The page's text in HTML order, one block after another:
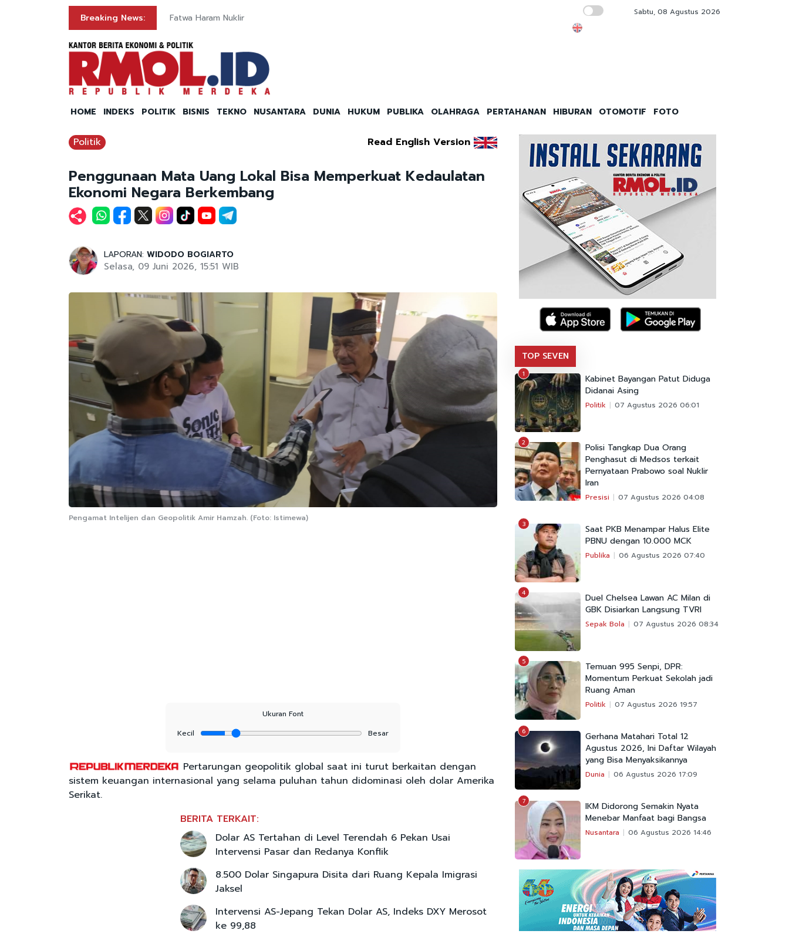
Breaking News: Fatwa Haram Nuklir Gedung Bapenda DKI Kebakaran
Sabtu, 08 Agustus 2026
HOME INDEKS POLITIK BISNIS TEKNO NUSANTARA DUNIA HUKUM PUBLIKA OLAHRAGA PERTAHANAN HIBURAN OTOMOTIF FOTO
Politik Read English Version
Penggunaan Mata Uang Lokal Bisa Memperkuat Kedaulatan
Ekonomi Negara Berkembang
LAPORAN: WIDODO BOGIARTO
Selasa, 09 Juni 2026, 15:51 WIB
Pengamat Intelijen dan Geopolitik Amir Hamzah. (Foto: Istimewa)
Ukuran Font
Kecil
Besar
Pertarungan geopolitik global saat ini turut berkaitan dengan
sistem keuangan internasional yang selama puluhan tahun didominasi oleh dolar Amerika
Serikat.
BERITA TERKAIT:
Dolar AS Tertahan di Level Terendah 6 Pekan Usai
Intervensi Pasar dan Redanya Konflik
8.500 Dolar Singapura Disita dari Ruang Kepala Imigrasi
Jaksel
Intervensi AS-Jepang Tekan Dolar AS, Indeks DXY Merosot
ke 99,88
TOP SEVEN
1
Kabinet Bayangan Patut Diduga
Didanai Asing
Politik 07 Agustus 2026 06:01
2
Polisi Tangkap Dua Orang
Penghasut di Medsos terkait
Pernyataan Prabowo soal Nuklir
Iran
Presisi 07 Agustus 2026 04:08
3
Saat PKB Menampar Halus Elite
PBNU dengan 10.000 MCK
Publika 06 Agustus 2026 07:40
4
Duel Chelsea Lawan AC Milan di
GBK Disiarkan Langsung TVRI
Sepak Bola 07 Agustus 2026 08:34
5
Temuan 995 Senpi, DPR:
Momentum Perkuat Sekolah jadi
Ruang Aman
Politik 07 Agustus 2026 19:57
6
Gerhana Matahari Total 12
Agustus 2026, Ini Daftar Wilayah
yang Bisa Menyaksikannya
Dunia 06 Agustus 2026 17:09
7
IKM Didorong Semakin Nyata
Menebar Manfaat bagi Bangsa
Nusantara 06 Agustus 2026 14:46